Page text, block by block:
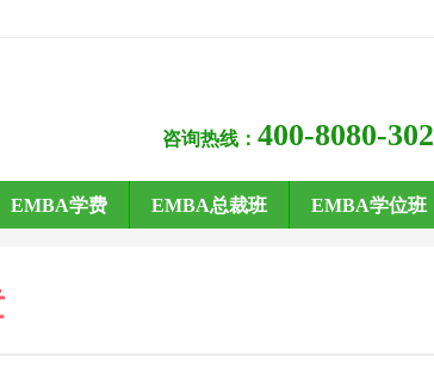
咨询热线： 400-8080-302
EMBA学费 EMBA总裁班 EMBA学位班